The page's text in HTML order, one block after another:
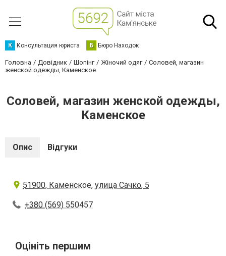
К Консультация юриста Б Бюро Находок
Головна Довідник Шопінг Жіночий одяг
Соловей, магазин
женской одежды, Каменское
Соловей, магазин женской одежды,
Каменское
Опис Відгуки
51900, Каменское, улица Сачко, 5
+380 (569) 550457
Оцініть першим